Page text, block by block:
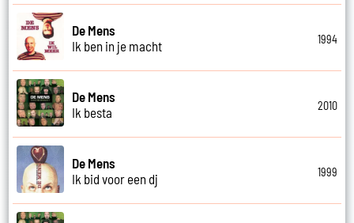
De Mens
Ik ben in je macht
1994
De Mens
Ik besta
2010
De Mens
Ik bid voor een dj
1999